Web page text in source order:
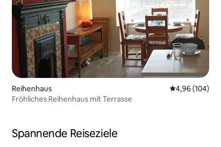
Reihenhaus
4,96 (104)
Fröhliches Reihenhaus mit Terrasse
Spannende Reiseziele